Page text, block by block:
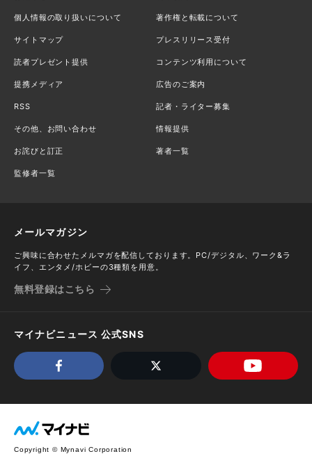
個人情報の取り扱いについて 著作権と転載について
サイトマップ プレスリリース受付
読者プレゼント提供 コンテンツ利用について
提携メディア 広告のご案内
RSS 記者・ライター募集
その他、お問い合わせ 情報提供
お詫びと訂正 著者一覧
監修者一覧
メールマガジン
ご興味に合わせたメルマガを配信しております。PC/デジタル、ワーク&ラ
イフ、エンタメ/ホビーの3種類を用意。
無料登録はこちら
マイナビニュース 公式SNS
Copyright © Mynavi Corporation